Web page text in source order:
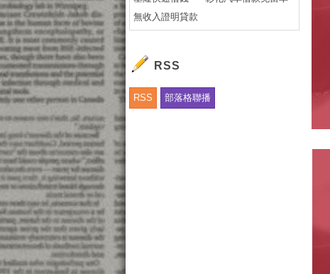
無收入證明貸款
RSS
RSS 部落格聯播